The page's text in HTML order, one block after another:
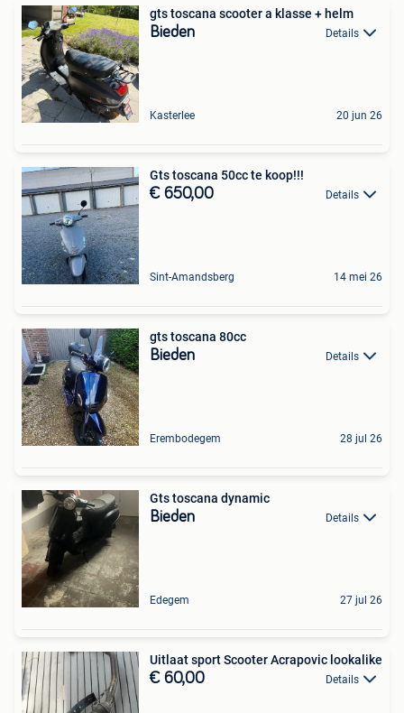
gts toscana scooter a klasse + helm
Bieden Details
Kasterlee 20 jun 26
Gts toscana 50cc te koop!!!
€ 650,00 Details
Sint-Amandsberg 14 mei 26
gts toscana 80cc
Bieden Details
Erembodegem 28 jul 26
Gts toscana dynamic
Bieden Details
Edegem 27 jul 26
Uitlaat sport Scooter Acrapovic lookalike
€ 60,00 Details